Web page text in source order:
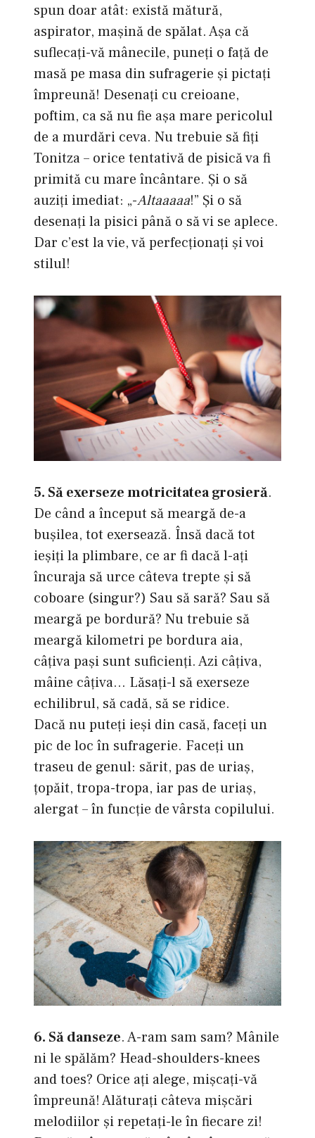
spun doar atât: există mătură,
aspirator, maşină de spălat. Aşa că
suflecaţi-vă mânecile, puneţi o faţă de
masă pe masa din sufragerie şi pictaţi
împreună! Desenaţi cu creioane,
poftim, ca să nu fie aşa mare pericolul
de a murdări ceva. Nu trebuie să fiţi
Tonitza – orice tentativă de pisică va fi
primită cu mare încântare. Şi o să
auziţi imediat: „-Altaaaaa!” Şi o să
desenaţi la pisici până o să vi se aplece.
Dar c’est la vie, vă perfecţionaţi şi voi
stilul!
5. Să exerseze motricitatea grosieră.
De când a început să meargă de-a
buşilea, tot exersează. Însă dacă tot
ieşiţi la plimbare, ce ar fi dacă l-aţi
încuraja să urce câteva trepte şi să
coboare (singur?) Sau să sară? Sau să
meargă pe bordură? Nu trebuie să
meargă kilometri pe bordura aia,
câţiva paşi sunt suficienţi. Azi câţiva,
mâine câţiva… Lăsaţi-l să exerseze
echilibrul, să cadă, să se ridice.
Dacă nu puteţi ieşi din casă, faceţi un
pic de loc în sufragerie. Faceţi un
traseu de genul: sărit, pas de uriaş,
ţopăit, tropa-tropa, iar pas de uriaş,
alergat – în funcţie de vârsta copilului.
6. Să danseze. A-ram sam sam? Mânile
ni le spălăm? Head-shoulders-knees
and toes? Orice aţi alege, mişcaţi-vă
împreună! Alăturaţi câteva mişcări
melodiilor şi repetaţi-le în fiecare zi!